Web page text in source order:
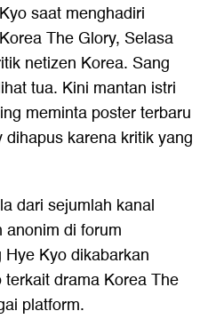
saat menghadiri
The Glory, Selasa
netizen Korea. Sang
tua. Kini mantan istri
meminta poster terbaru
karena kritik yang
dari sejumlah kanal
anonim di forum
Kyo dikabarkan
drama Korea The
platform.